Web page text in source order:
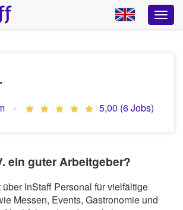
5,00 (6 Jobs)
ein guter Arbeitgeber?
InStaff Personal für vielfältige
Messen, Events, Gastronomie und